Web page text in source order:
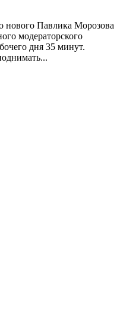
нового Павлика Морозова
модераторского
дня 35 минут.